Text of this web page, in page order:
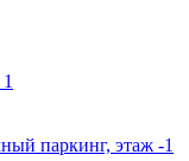
паркинг, этаж -1